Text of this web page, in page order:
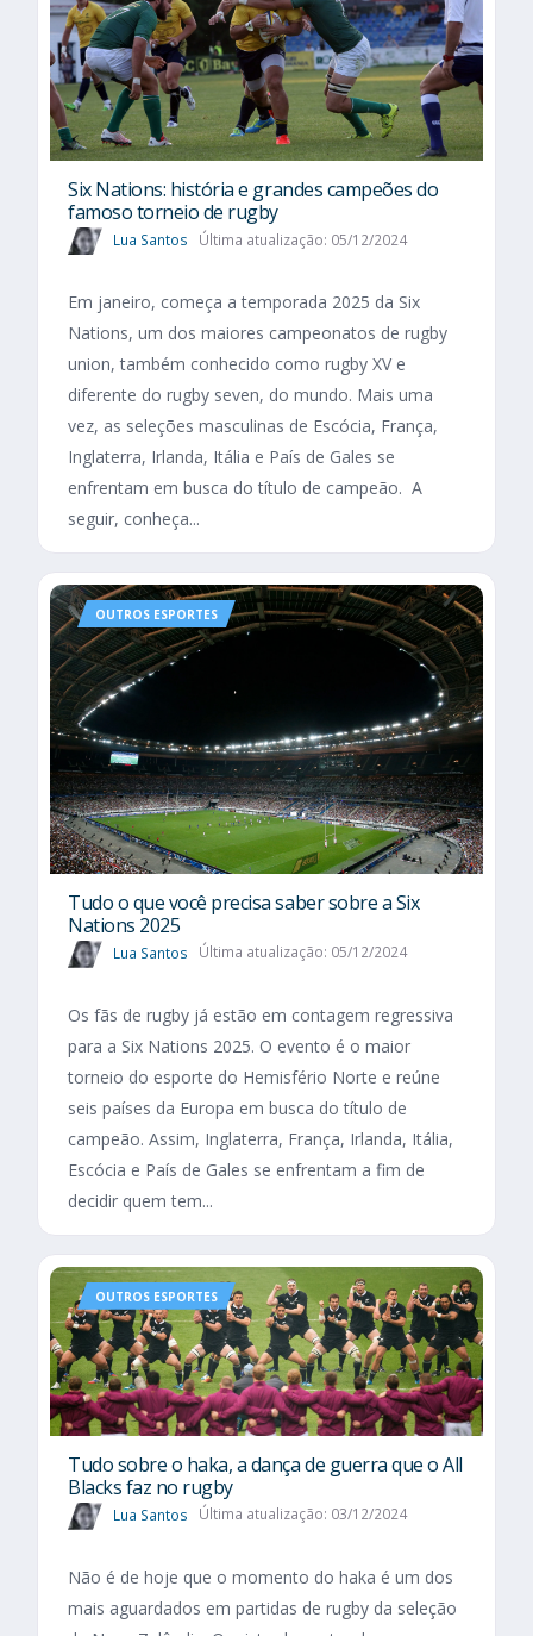
Six Nations​: história e grandes campeões do
famoso torneio de rugby
Lua Santos Última atualização: 05/12/2024
Em janeiro, começa a temporada 2025 da Six
Nations, um dos maiores campeonatos de rugby
union, também conhecido como rugby XV e
diferente do rugby seven, do mundo. Mais uma
vez, as seleções masculinas de Escócia, França,
Inglaterra, Irlanda, Itália e País de Gales se
enfrentam em busca do título de campeão. A
seguir, conheça...
OUTROS ESPORTES
Tudo o que você precisa saber sobre a Six
Nations 2025​
Lua Santos Última atualização: 05/12/2024
Os fãs de rugby já estão em contagem regressiva
para a Six Nations 2025. O evento é o maior
torneio do esporte do Hemisfério Norte e reúne
seis países da Europa em busca do título de
campeão. Assim, Inglaterra, França, Irlanda, Itália,
Escócia e País de Gales se enfrentam a fim de
decidir quem tem...
OUTROS ESPORTES
Tudo sobre o haka, a dança de guerra que o All
Blacks faz no rugby
Lua Santos Última atualização: 03/12/2024
Não é de hoje que o momento do haka é um dos
mais aguardados em partidas de rugby da seleção